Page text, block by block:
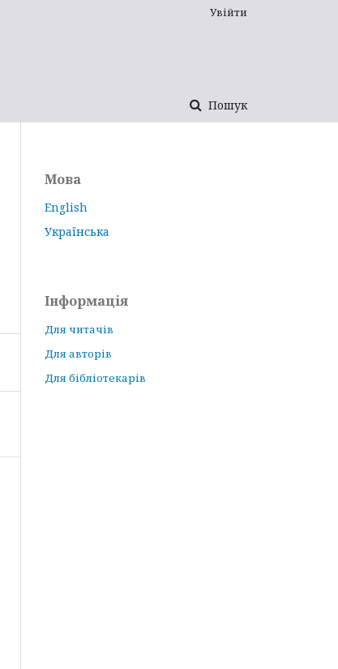
Пошук
Увійти
Мова
English
Українська
Інформація
Для читачів
Для авторів
Для бібліотекарів